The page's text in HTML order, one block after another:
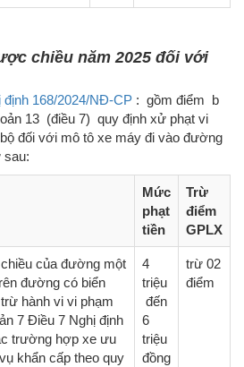
chiều năm 2025 đối với
định 168/2024/NĐ-CP : gồm điểm b
13 (điều 7) quy định xử phạt vi
đối với mô tô xe máy đi vào đường
sau:
Mức
phạt
tiền
Trừ
điểm
GPLX
của đường một
đường có biển
hành vi vi phạm
7 Điều 7 Nghị định
trường hợp xe ưu
khẩn cấp theo quy
4
triệu
đến
6
triệu
đồng
trừ 02
điểm